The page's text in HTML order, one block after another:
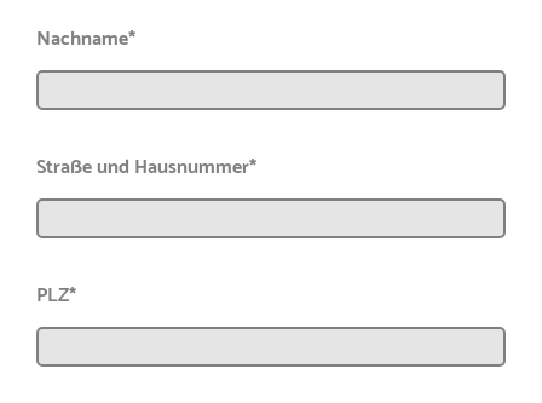
Nachname*
Straße und Hausnummer*
PLZ*